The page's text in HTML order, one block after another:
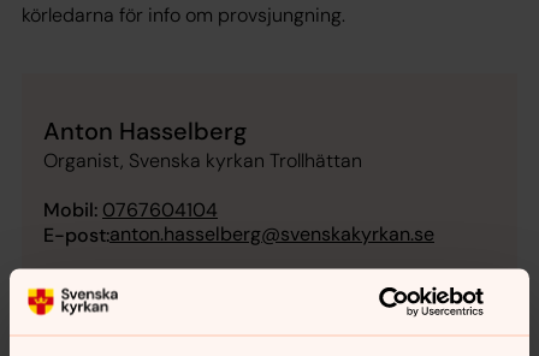
körledarna för info om provsjungning.
Anton Hasselberg
Organist, Svenska kyrkan Trollhättan
Mobil: 0767604104
E-post:anton.hasselberg@svenskakyrkan.se
Mer om Anton Hasselberg
Trollhättans kyrka